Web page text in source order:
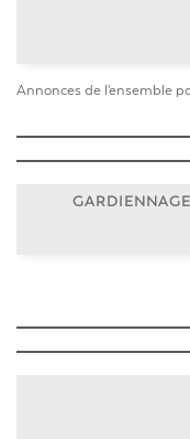
Annonces de l'ensemble